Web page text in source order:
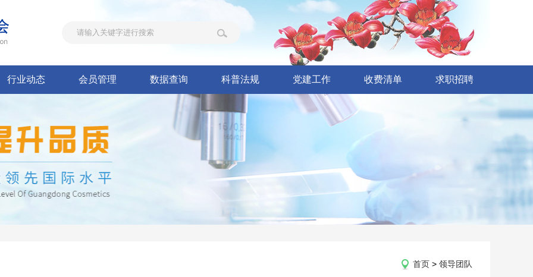
行业动态 会员管理 数据查询 科普法规 党建工作 收费清单 求职招聘
首页 > 领导团队